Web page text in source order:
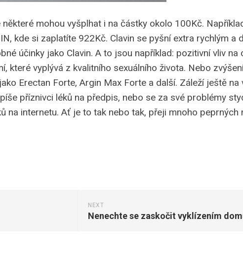
mohou vyšplhat i na částky okolo 100Kč.
kde si zaplatíte 922Kč. Clavin se pyšní extra rychlým a
účinky jako Clavin. A to jsou například: pozitivní vliv na
které vyplývá z kvalitního sexuálního života. Nebo
Erectan Forte, Argin Max Forte a další. Záleží ještě na
příznivci léků na předpis, nebo se za své problémy
na internetu. Ať je to tak nebo tak, přeji mnoho peprných
NEXT